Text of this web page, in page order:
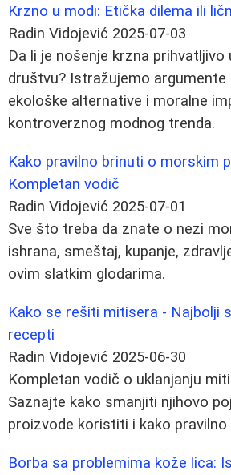
Krzno u modi: Etička dilema ili
Radin Vidojević 2025-07-03
Da li je nošenje krzna prihvatljivo
društvu? Istražujemo argumente
ekološke alternative i moralne
kontroverznog modnog trenda.
Kako pravilno brinuti o morskim
Kompletan vodič
Radin Vidojević 2025-07-01
Sve što treba da znate o nezi
ishrana, smeštaj, kupanje,
ovim slatkim glodarima.
Kako se rešiti mitisera - Najbolji
recepti
Radin Vidojević 2025-06-30
Kompletan vodič o uklanjanju
Saznajte kako smanjiti njihovo
proizvode koristiti i kako pravilno
Borba sa problemima kože lica: